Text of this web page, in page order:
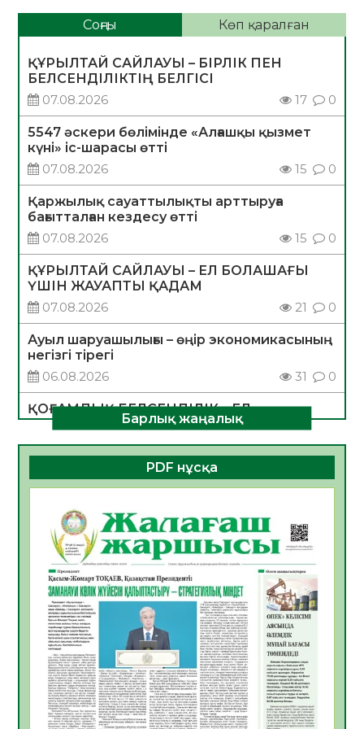
Соңғы Көп қаралған
ҚҰРЫЛТАЙ САЙЛАУЫ – БІРЛІК ПЕН
БЕЛСЕНДІЛІКТІҢ БЕЛГІСІ
07.08.2026
17 0
5547 әскери бөлімінде «Алғашқы қызмет
күні» іс-шарасы өтті
07.08.2026
15 0
Қаржылық сауаттылықты арттыруға
бағытталған кездесу өтті
07.08.2026
15 0
ҚҰРЫЛТАЙ САЙЛАУЫ – ЕЛ БОЛАШАҒЫ
ҮШІН ЖАУАПТЫ ҚАДАМ
07.08.2026
21 0
Ауыл шаруашылығы – өңір экономикасының
негізгі тірегі
06.08.2026
31 0
ҚОҒАМДЫҚ БЕЛСЕНДІЛІК – ЕЛ
ДАМУЫНЫҢ НЕГІЗІ
06.08.2026
30 0
ҚҰРЫЛТАЙ САЙЛАУЫ – БОЛАШАҚҚА
БАСТАР ЖАУАПТЫ ТАҢДАУ
06.08.2026
Инфекциялық ауруларға қарсы иммундау
жұмыстарының тиімділігі
06.08.2026
33
Көкжөтел ауруы туралы
06.08.2026
30
АПВ вакцинасы туралы мәлімет
06.08.2026
31
Open Air: Қызылорда облысы полиция
Барлық жаңалық
PDF нұсқа